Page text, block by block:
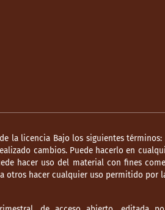
la licencia Bajo los siguientes términos:
cambios. Puede hacerlo en
hacer uso del material con fines
otros hacer cualquier uso permitido por